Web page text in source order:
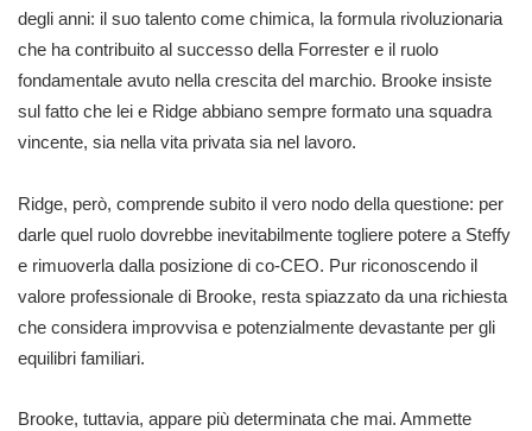
degli anni: il suo talento come chimica, la formula rivoluzionaria
che ha contribuito al successo della Forrester e il ruolo
fondamentale avuto nella crescita del marchio. Brooke insiste
sul fatto che lei e Ridge abbiano sempre formato una squadra
vincente, sia nella vita privata sia nel lavoro.
Ridge, però, comprende subito il vero nodo della questione: per
darle quel ruolo dovrebbe inevitabilmente togliere potere a Steffy
e rimuoverla dalla posizione di co-CEO. Pur riconoscendo il
valore professionale di Brooke, resta spiazzato da una richiesta
che considera improvvisa e potenzialmente devastante per gli
equilibri familiari.
Brooke, tuttavia, appare più determinata che mai. Ammette